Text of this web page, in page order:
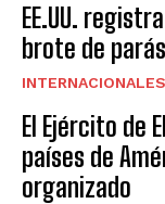
EE.UU.
brote de
INTERNACIONALES
El Ejército de
países de
organizado